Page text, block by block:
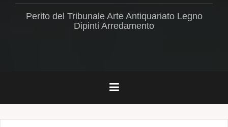
Perito del Tribunale Arte Antiquariato Legno
Dipinti Arredamento